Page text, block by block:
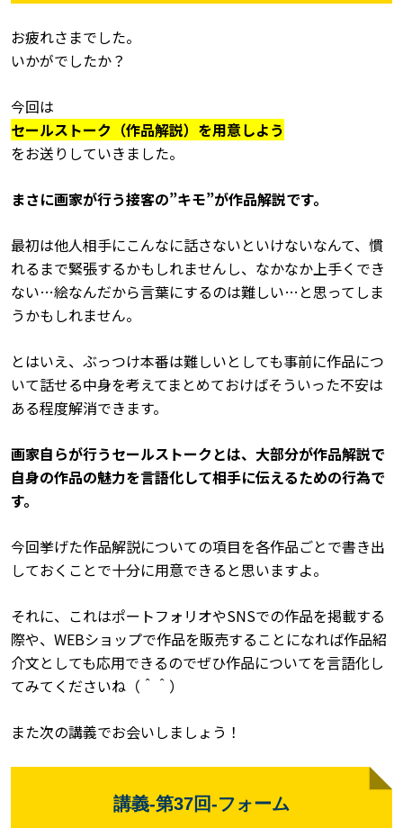
お疲れさまでした。
いかがでしたか？
今回は
セールストーク（作品解説）を用意しよう
をお送りしていきました。
まさに画家が行う接客の”キモ”が作品解説です。
最初は他人相手にこんなに話さないといけないなんて、慣
れるまで緊張するかもしれませんし、なかなか上手くでき
ない…絵なんだから言葉にするのは難しい…と思ってしま
うかもしれません。
とはいえ、ぶっつけ本番は難しいとしても事前に作品につ
いて話せる中身を考えてまとめておけばそういった不安は
ある程度解消できます。
画家自らが行うセールストークとは、大部分が作品解説で
自身の作品の魅力を言語化して相手に伝えるための行為で
す。
今回挙げた作品解説についての項目を各作品ごとで書き出
しておくことで十分に用意できると思いますよ。
それに、これはポートフォリオやSNSでの作品を掲載する
際や、WEBショップで作品を販売することになれば作品紹
介文としても応用できるのでぜひ作品についてを言語化し
てみてくださいね（＾＾）
また次の講義でお会いしましょう！
講義-第37回-フォーム